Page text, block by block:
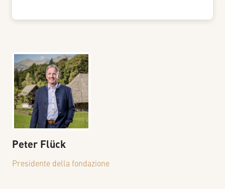
Peter Flück
Presidente della fondazione